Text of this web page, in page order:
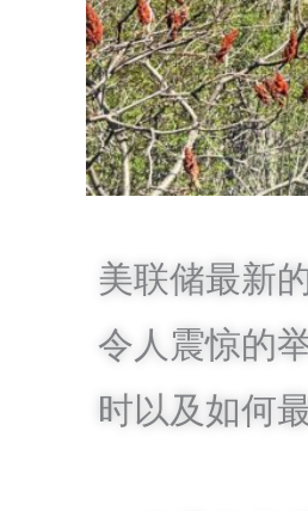
美联储最新
令人震惊的
时以及如何